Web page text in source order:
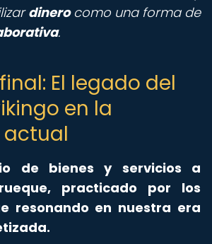
dinerocomo una forma de
.
El legado del
en la
de bienes y servicios a
practicado por los
resonando en nuestra era